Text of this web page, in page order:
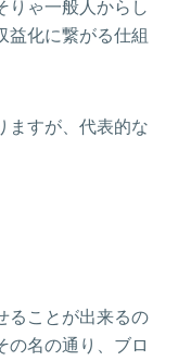
りゃ一般人からし
益化に繋がる仕組
ますが、代表的な
ることが出来るの
の名の通り、ブロ